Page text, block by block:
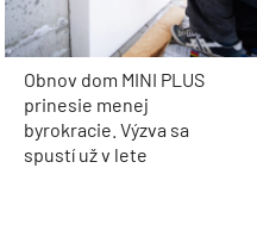
Obnov dom MINI PLUS
prinesie menej
byrokracie. Výzva sa
spustí už v lete